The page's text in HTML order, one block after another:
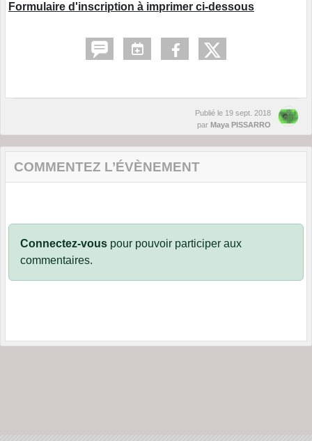
Formulaire d'inscription à imprimer ci-dessous
Publié le 19 sept. 2018
par Maya PISSARRO
COMMENTEZ L’ÉVÈNEMENT
Connectez-vous pour pouvoir participer aux
commentaires.